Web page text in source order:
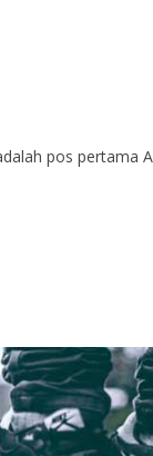
pos pertama